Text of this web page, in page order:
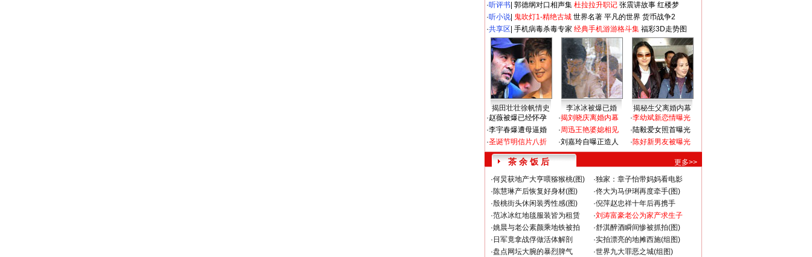
·听评书 郭德纲对口相声集 杜拉拉升职记 张震讲故事 红楼梦
·听小说 鬼吹灯1-精绝古城 世界名著 平凡的世界 货币战争2
·共享区 手机病毒杀毒专家 经典手机游游格斗集 福彩3D走势图
揭田壮壮徐帆情史 李冰冰被爆已婚
揭秘生父离婚内幕
·赵薇被爆已经怀孕
·李宇春爆遭母逼婚
·圣诞节明信片八折
·揭刘晓庆离婚内幕
·周迅王艳婆媳相见
·刘嘉玲自曝正造人
·李幼斌新恋情曝光
·陆毅爱女照首曝光
·陈好新男友被曝光
茶 余 饭 后
更多>>
·何炅获地产大亨喂猕猴桃(图) ·独家：章子怡带妈妈看电影
·陈慧琳产后恢复好身材(图) ·佟大为马伊琍再度牵手(图)
·殷桃街头休闲装秀性感(图) ·倪萍赵忠祥十年后再携手
·范冰冰红地毯服装皆为租赁 ·刘涛富豪老公为家产求生子
·姚晨与老公素颜乘地铁被拍 ·舒淇醉酒瞬间惨被抓拍(图)
· 日军竟拿战俘做活体解剖 ·实拍漂亮的地摊西施(组图)
·盘点网坛大腕的暴烈脾气 ·世界九大罪恶之城(组图)